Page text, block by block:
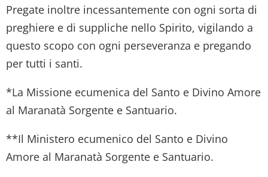
Pregate inoltre incessantemente con ogni sorta di
preghiere e di suppliche nello Spirito, vigilando a
questo scopo con ogni perseveranza e pregando
per tutti i santi.
*La Missione ecumenica del Santo e Divino Amore
al Maranatà Sorgente e Santuario.
**Il Ministero ecumenico del Santo e Divino
Amore al Maranatà Sorgente e Santuario.